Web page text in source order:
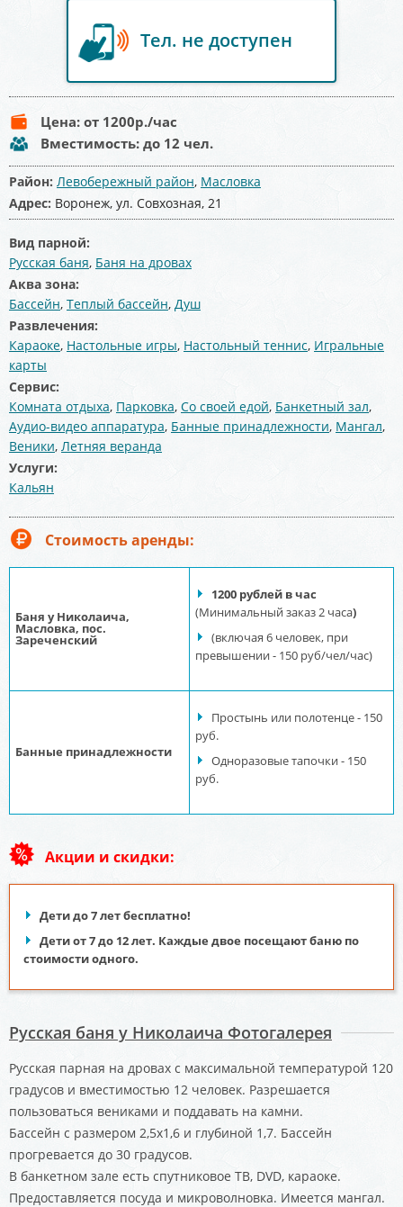
Тел. не доступен
Цена: от 1200р./час
Вместимость: до 12 чел.
Район: Левобережный район, Масловка
Адрес: Воронеж, ул. Совхозная, 21
Вид парной:
Русская баня, Баня на дровах
Аква зона:
Бассейн, Теплый бассейн, Душ
Развлечения:
Караоке, Настольные игры, Настольный теннис, Игральные
карты
Сервис:
Комната отдыха, Парковка, Со своей едой, Банкетный зал,
Аудио-видео аппаратура, Банные принадлежности, Мангал,
Веники, Летняя веранда
Услуги:
Кальян
Стоимость аренды:
Баня у Николаича,
Масловка, пос.
Зареченский
1200 рублей в час
(Минимальный заказ 2 часа)
(включая 6 человек, при
превышении - 150 руб/чел/час)
Банные принадлежности
Простынь или полотенце - 150
руб.
Одноразовые тапочки - 150
руб.
Акции и скидки:
Дети до 7 лет бесплатно!
Дети от 7 до 12 лет. Каждые двое посещают баню по
стоимости одного.
Русская баня у Николаича Фотогалерея
Русская парная на дровах с максимальной температурой 120
градусов и вместимостью 12 человек. Разрешается
пользоваться вениками и поддавать на камни.
Бассейн с размером 2,5х1,6 и глубиной 1,7. Бассейн
прогревается до 30 градусов.
В банкетном зале есть спутниковое ТВ, DVD, караоке.
Предоставляется посуда и микроволновка. Имеется мангал.